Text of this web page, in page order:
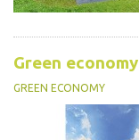
Green economy
GREEN ECONOMY